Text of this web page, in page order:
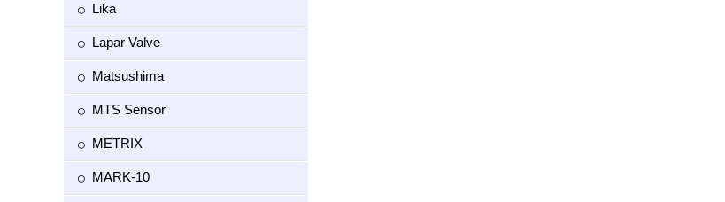
Lika
Lapar Valve
Matsushima
MTS Sensor
METRIX
MARK-10